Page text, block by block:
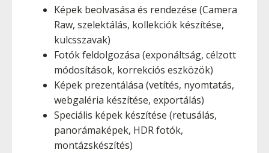
Képek beolvasása és rendezése (Camera
Raw, szelektálás, kollekciók készítése,
kulcsszavak)
Fotók feldolgozása (exponáltság, célzott
módosítások, korrekciós eszközök)
Képek prezentálása (vetítés, nyomtatás,
webgaléria készítése, exportálás)
Speciális képek készítése (retusálás,
panorámaképek, HDR fotók,
montázskészítés)